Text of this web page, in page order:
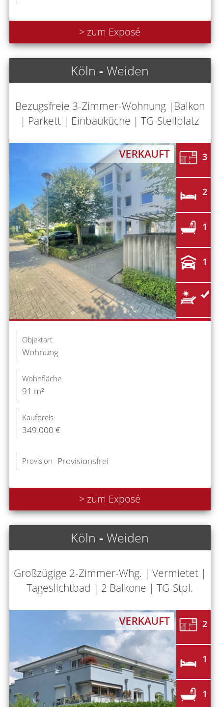
> zum Exposé
Köln -Weiden
Bezugsfreie 3-Zimmer-Wohnung |Balkon
| Parkett | Einbauküche | TG-Stellplatz
3
2
1
1
Objektart
Wohnung
Wohnfläche
91 m²
Kaufpreis
349.000 €
Provision Provisionsfrei
> zum Exposé
Köln -Weiden
Großzügige 2-Zimmer-Whg. | Vermietet |
Tageslichtbad | 2 Balkone | TG-Stpl.
2
1
1